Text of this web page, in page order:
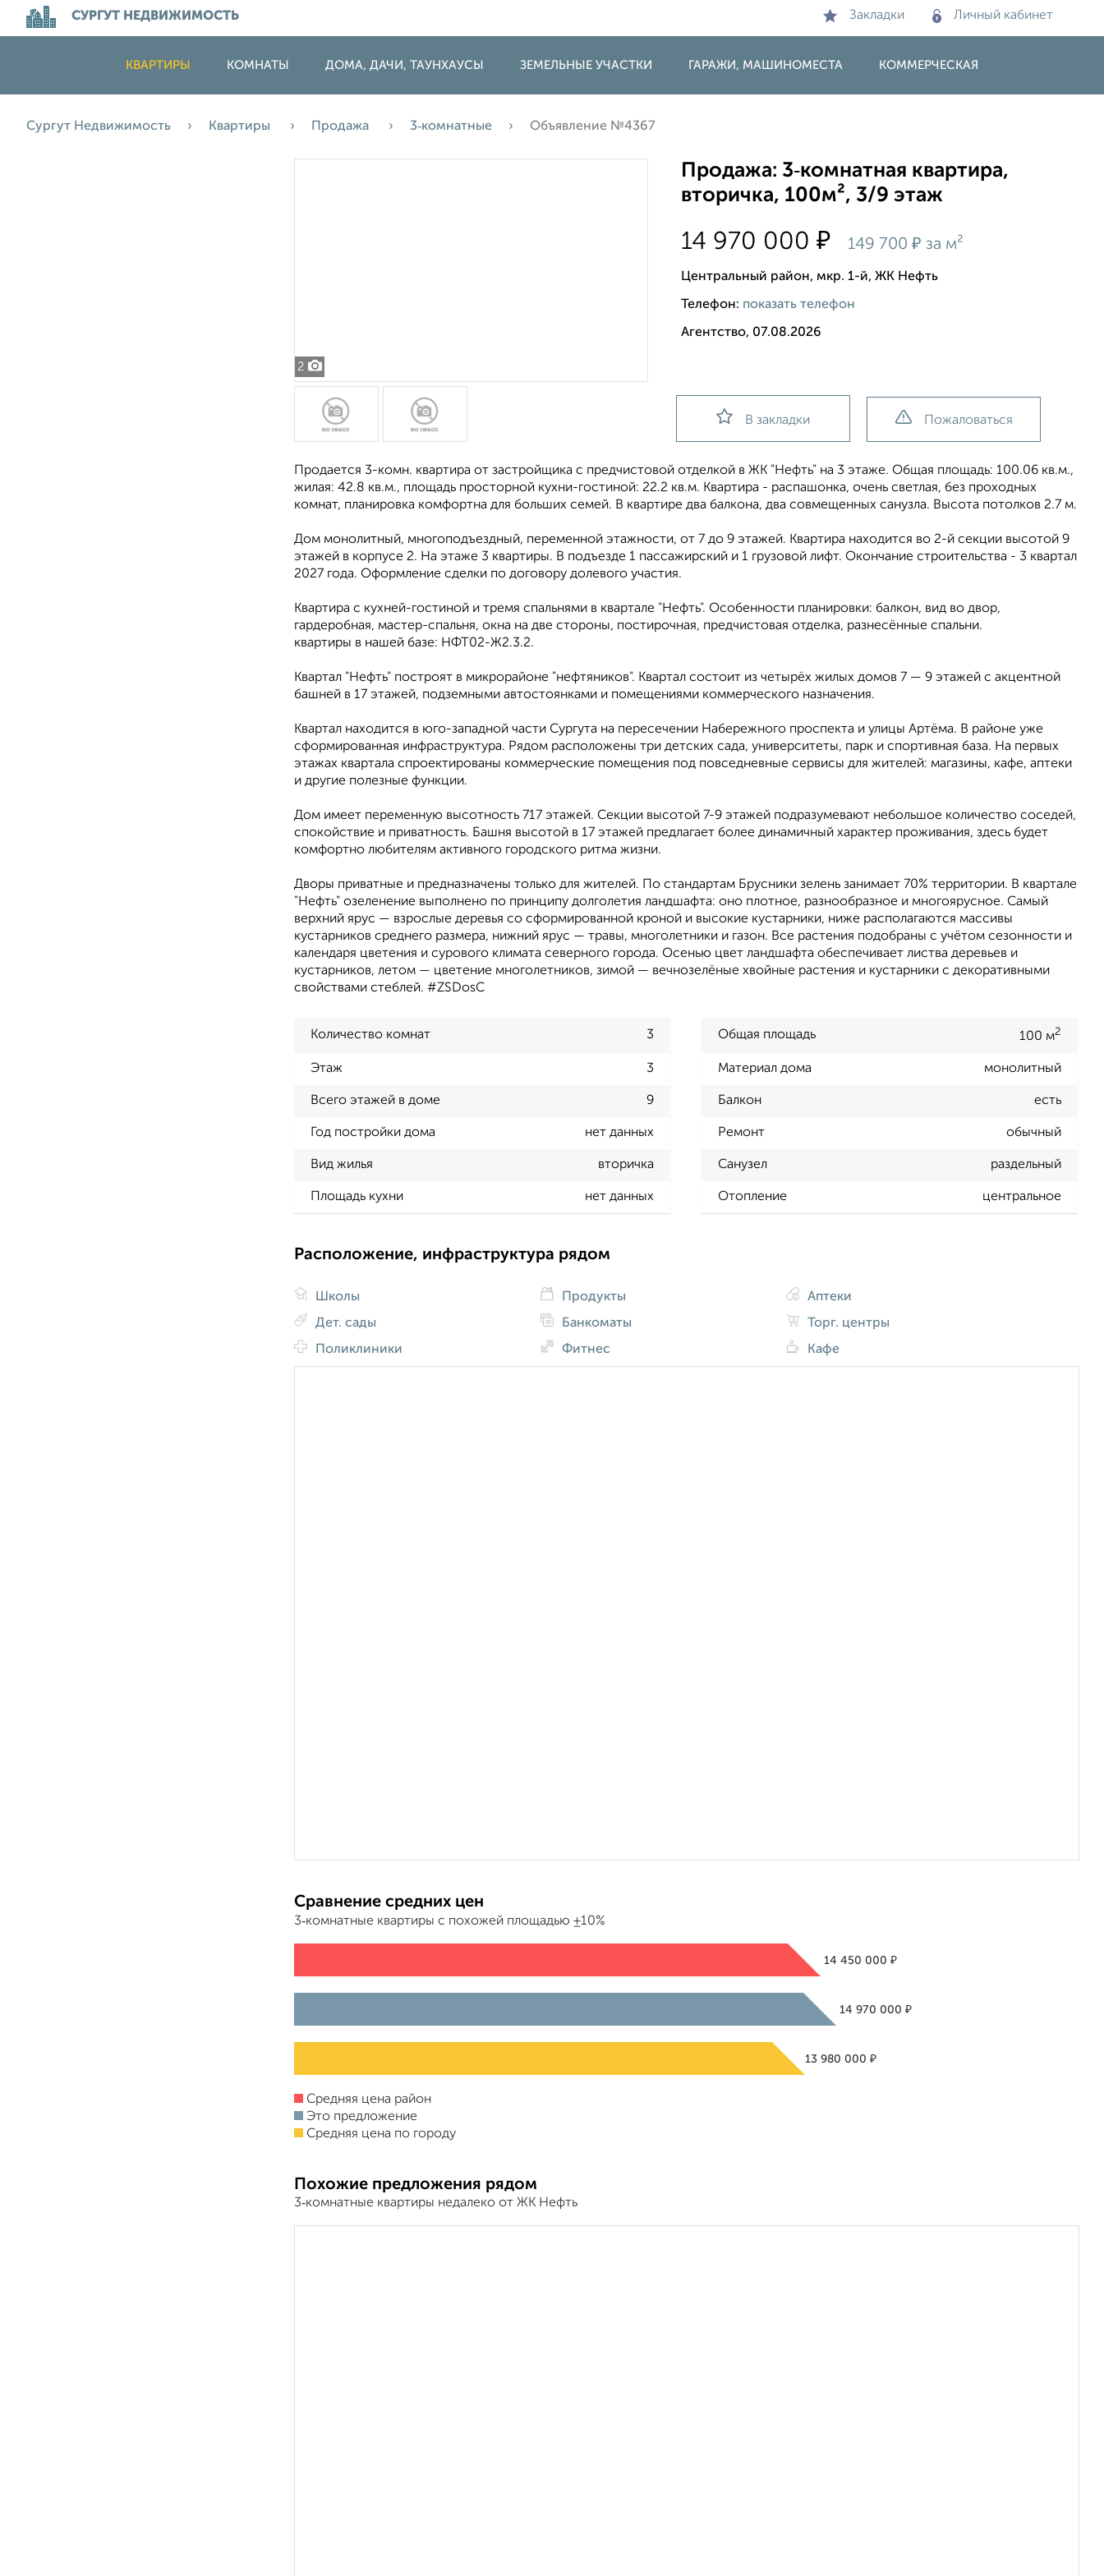
СУРГУТ НЕДВИЖИМОСТЬ Закладки Личный кабинет
КВАРТИРЫ КОМНАТЫ ДОМА, ДАЧИ, ТАУНХАУСЫ ЗЕМЕЛЬНЫЕ УЧАСТКИ ГАРАЖИ, МАШИНОМЕСТА КОММЕРЧЕСКАЯ
Сургут Недвижимость Квартиры Продажа 3‑комнатные Объявление №4367
2
Продажа: 3‑комнатная квартира,
вторичка, 100м², 3/9 этаж
14 970 000₽ 149 700₽ за м²
Центральный район, мкр. 1-й, ЖК Нефть
Телефон: показать телефон
Агентство, 07.08.2026
В закладки Пожаловаться
Продается 3-комн. квартира от застройщика с предчистовой отделкой в ЖК "Нефть" на 3 этаже. Общая площадь: 100.06 кв.м.,
жилая: 42.8 кв.м., площадь просторной кухни-гостиной: 22.2 кв.м. Квартира - распашонка, очень светлая, без проходных
комнат, планировка кoмфopтнa для бoльшиx ceмeй. В квартире два балкона, два совмещенных санузла. Высота потолков 2.7 м.
Дом монолитный, многоподъездный, переменной этажности, от 7 до 9 этажей. Квартира находится во 2-й секции высотой 9
этажей в корпусе 2. На этаже 3 квартиры. В подъезде 1 пассажирский и 1 грузовой лифт. Окончание строительства - 3 квартал
2027 года. Оформление сделки по договору долевого участия.
Квартира с кухней-гостиной и тремя спальнями в квартале "Нефть". Особенности планировки: балкон, вид во двор,
гардеробная, мастер-спальня, окна на две стороны, постирочная, предчистовая отделка, разнесённые спальни.
квартиры в нашей базе: НФТ02-Ж2.3.2.
Квартал "Нефть" построят в микрорайоне "нефтяников". Квартал состоит из четырёх жилых домов 7 — 9 этажей с акцентной
башней в 17 этажей, подземными автостоянками и помещениями коммерческого назначения.
Квартал находится в юго-западной части Сургута на пересечении Набережного проспекта и улицы Артёма. В районе уже
сформированная инфраструктура. Рядом расположены три детских сада, университеты, парк и спортивная база. На первых
этажах квартала спроектированы коммерческие помещения под повседневные сервисы для жителей: магазины, кафе, аптеки
и другие полезные функции.
Дом имеет переменную высотность 717 этажей. Секции высотой 7-9 этажей подразумевают небольшое количество соседей,
спокойствие и приватность. Башня высотой в 17 этажей предлагает более динамичный характер проживания, здесь будет
комфортно любителям активного городского ритма жизни.
Дворы приватные и предназначены только для жителей. По стандартам Брусники зелень занимает 70% территории. В квартале
"Нефть" озеленение выполнено по принципу долголетия ландшафта: оно плотное, разнообразное и многоярусное. Самый
верхний ярус — взрослые деревья со сформированной кроной и высокие кустарники, ниже располагаются массивы
кустарников среднего размера, нижний ярус — травы, многолетники и газон. Все растения подобраны с учётом сезонности и
календаря цветения и сурового климата северного города. Осенью цвет ландшафта обеспечивает листва деревьев и
кустарников, летом — цветение многолетников, зимой — вечнозелёные хвойные растения и кустарники с декоративными
свойствами стеблей. #ZSDosC
Количество комнат 3 Общая площадь 100 м2
Этаж 3 Материал дома монолитный
Всего этажей в доме 9 Балкон есть
Год постройки дома нет данных Ремонт обычный
Вид жилья вторичка Санузел раздельный
Площадь кухни нет данных Отопление центральное
Расположение, инфраструктура рядом
Школы
Дет. сады
Поликлиники
Продукты
Банкоматы
Фитнес
Аптеки
Торг. центры
Кафе
Сравнение средних цен
3‑комнатные квартиры с похожей площадью ±10%
14 450 000₽
14 970 000₽
13 980 000 ₽
Средняя цена район
Это предложение
Средняя цена по городу
Похожие предложения рядом
3‑комнатные квартиры недалеко от ЖК Нефть